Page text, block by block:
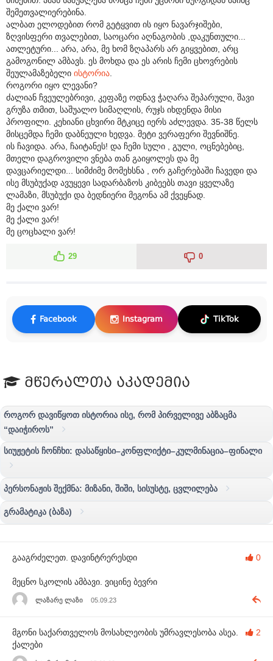
შემეთვალიერებინა.
ალბათ ელოდებით რომ გეტყვით ის იყო ნავარჯიშები,
ზღვისფერი თვალებით, საოცარი აღნაგობის ,დაკუნთული...
ათლეტური... არა, არა, მე ხომ ზღაპარს არ გიყვებით, არც
გამოგონილ ამბავს. ეს მოხდა და ეს არის ჩემი ცხოვრების
შეულამაზებელი ისტორია
როგორი იყო ლევანი?
ძალიან ჩვეულებრივი, კეფაზე ოდნავ ჭაღარა შეპარული, შავი
გრუზა თმით, საშუალო სიმაღლის, რუჯს იხდენდა მისი
პროფილი. კეხიანი ცხვირი მტკიცე იერს აძლევდა. 35-38 წელს
მისცემდა ჩემი დაბნეული ხედვა. მეტი ვერაფერი შევნიშნე.
ის ჩავიდა. არა, ჩაიტანეს! და ჩემი სული , გული, ოცნებებიც,
მთელი დაგროვილი ვნება თან გაიყოლეს და მე
დავცარიელდი... სიმძიმე მომეხსნა , ორ გაჩერებაში ჩავედი და
ისე მსუბუქად ავუყევი სადარბაზოს კიბეებს თავი ყველაზე
ლამაზი, მსუბუქი და ბედნიერი მეგონა ამ ქვეყნად.
მე ქალი ვარ!
მე ქალი ვარ!
მე ცოცხალი ვარ!
29 0
Facebook Instagram TikTok
მწერალთა აკადემია
როგორ დავიწყოთ ისტორია ისე, რომ პირველივე აბზაცმა
“დაიჭიროს”
სიუჟეტის ჩონჩხი: დასაწყისი–კონფლიქტი–კულმინაცია–ფინალი
პერსონაჟის შექმნა: მიზანი, შიში, სისუსტე, ცვლილება
გრამატიკა (ბაზა)
0
გააგრძელეთ. დავინტრერესდი
მეცნო სკოლის ამბავი. ვიცინე ბევრი
ლაზარე ლაზი 05.09.23
2
მგონი საქართველოს მოსახლეობის უმრავლესობა ასეა.
ქალები